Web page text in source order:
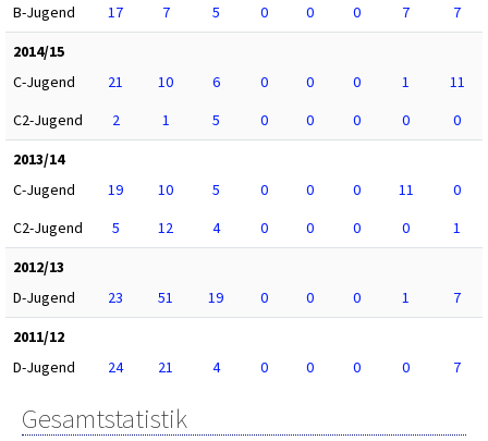
B-Jugend
17 7 5 0 0 0 7
7
2014/15
C-Jugend
21 10 6 0 0 0 1
11
C2-Jugend
2 1 5 0 0 0 0
0
2013/14
C-Jugend
19 10 5 0 0 0 11
0
C2-Jugend
5 12 4 0 0 0 0
1
2012/13
D-Jugend
23 51 19 0 0 0 1
7
2011/12
D-Jugend
24 21 4 0 0 0 0 7
Gesamtstatistik